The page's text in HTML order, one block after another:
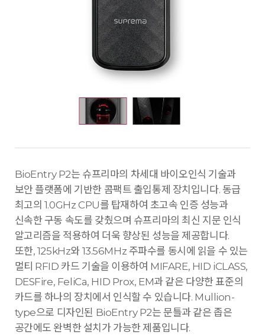
BioEntry P2는 슈프리마의 차세대 바이오인식 기술과
보안 플랫폼에 기반한 콤팩트 출입통제 장치입니다. 동급
최고의 1.0GHz CPU를 탑재하여 초고속 인증 성능과
신속한 구동 속도를 갖췄으며 슈프리마의 최신 지문 인식
알고리즘을 적용하여 더욱 향상된 성능을 제공합니다.
또한, 125kHz와 13.56MHz 주파수를 동시에 읽을 수 있는
멀티 RFID 카드 기술을 이용하여 MIFARE, HID iCLASS,
DESFire, FeliCa, HID Prox, EM과 같은 다양한 표준의
카드를 하나의 장치에서 인식할 수 있습니다. Mullion-
type으로 디자인된 BioEntry P2는 문틀과 같은 좁은
공간에도 완벽한 설치가 가능한 제품입니다.